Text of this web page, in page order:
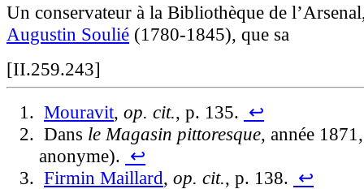
Un conservateur à la Bibliothèque de
Augustin Soulié (1780-1845), que sa
[II.259.243]
Mouravit, op. cit., p. 135. ↩
Dans le Magasin pittoresque, année
anonyme). ↩
Firmin Maillard, op. cit., p. 138. ↩